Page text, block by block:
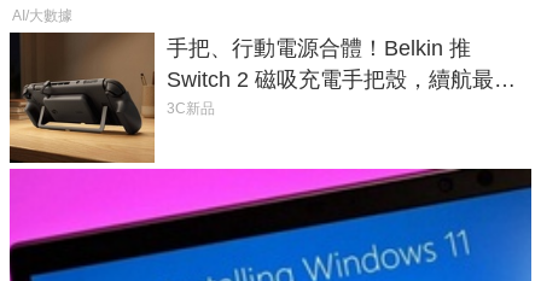
AI/大數據
手把、行動電源合體！Belkin 推
Switch 2 磁吸充電手把殼，續航最高
延長 1.5 倍
3C新品